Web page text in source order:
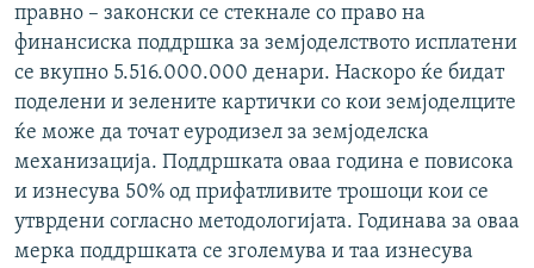
правно – законски се стекнале со право на
финансиска поддршка за земјоделството исплатени
се вкупно 5.516.000.000 денари. Наскоро ќе бидат
поделени и зелените картички со кои земјоделците
ќе може да точат еуродизел за земјоделска
механизација. Поддршката оваа година е повисока
и изнесува 50% од прифатливите трошоци кои се
утврдени согласно методологијата. Годинава за оваа
мерка поддршката се зголемува и таа изнесува